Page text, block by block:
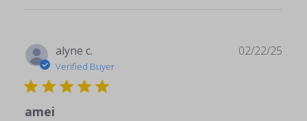
alyne c.
Verified Buyer
amei
02/22/25